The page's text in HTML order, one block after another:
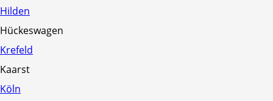
Sonnenschirme für
Hilden
Hückeswagen
Krefeld
Kaarst
Köln